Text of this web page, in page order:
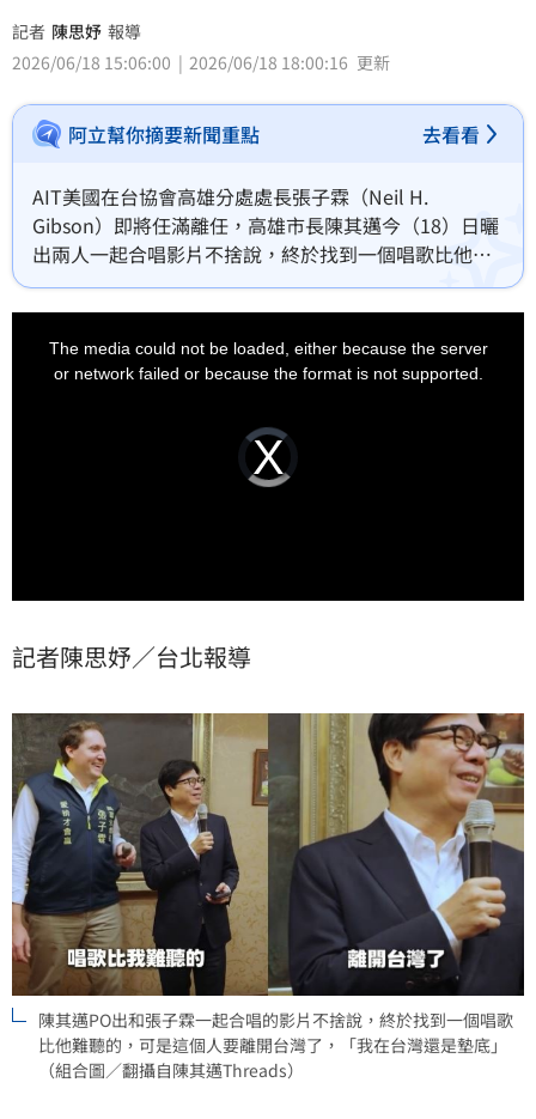
記者 陳思妤 報導
2026/06/18 15:06:00
2026/06/18 18:00:16 更新
阿立幫你摘要新聞重點 去看看
AIT美國在台協會高雄分處處長張子霖（Neil H.
Gibson）即將任滿離任，高雄市長陳其邁今（18）日曬
出兩人一起合唱影片不捨說，終於找到一個唱歌比他難
聽的，可是這個人要離開台灣了，「我在台灣還是墊
底」。
Video
Player
loading.
The media could not be loaded, either because the server
or network failed or because the format is not supported.
記者陳思妤／台北報導
陳其邁PO出和張子霖一起合唱的影片不捨說，終於找到一個唱歌
比他難聽的，可是這個人要離開台灣了，「我在台灣還是墊底」
（組合圖／翻攝自陳其邁Threads）